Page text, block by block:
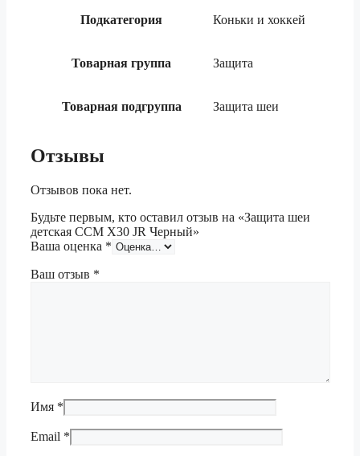
Подкатегория Коньки и хоккей
Товарная группа Защита
Товарная подгруппа Защита шеи
Отзывы
Отзывов пока нет.
Будьте первым, кто оставил отзыв на «Защита шеи
детская CCM X30 JR Черный»
Ваша оценка *
Ваш отзыв *
Имя *
Email *